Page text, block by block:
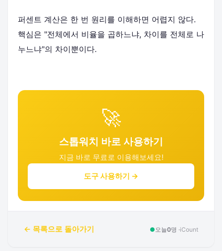
퍼센트 계산은 한 번 원리를 이해하면 어렵지 않다.
핵심은 "전체에서 비율을 곱하느냐, 차이를 전체로 나
누느냐"의 차이뿐이다.
🚀
스톱워치 바로 사용하기
지금 바로 무료로 이용해보세요!
도구 사용하기 →
← 목록으로 돌아가기 ● 오늘0명 ·iCount